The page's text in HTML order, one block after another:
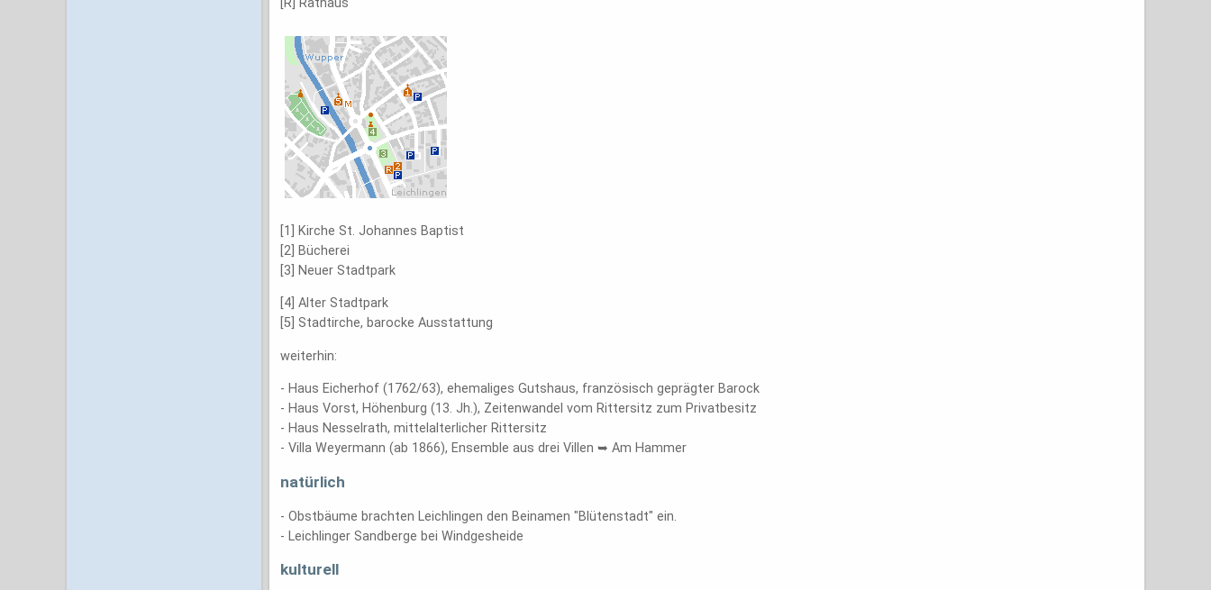
[R] Rathaus
[1] Kirche St. Johannes Baptist
[2] Bücherei
[3] Neuer Stadtpark
[4] Alter Stadtpark
[5] Stadtirche, barocke Ausstattung
weiterhin:
- Haus Eicherhof (1762/63), ehemaliges Gutshaus, französisch geprägter Barock
- Haus Vorst, Höhenburg (13. Jh.), Zeitenwandel vom Rittersitz zum Privatbesitz
- Haus Nesselrath, mittelalterlicher Rittersitz
- Villa Weyermann (ab 1866), Ensemble aus drei Villen ➥ Am Hammer
natürlich
- Obstbäume brachten Leichlingen den Beinamen "Blütenstadt" ein.
- Leichlinger Sandberge bei Windgesheide
kulturell